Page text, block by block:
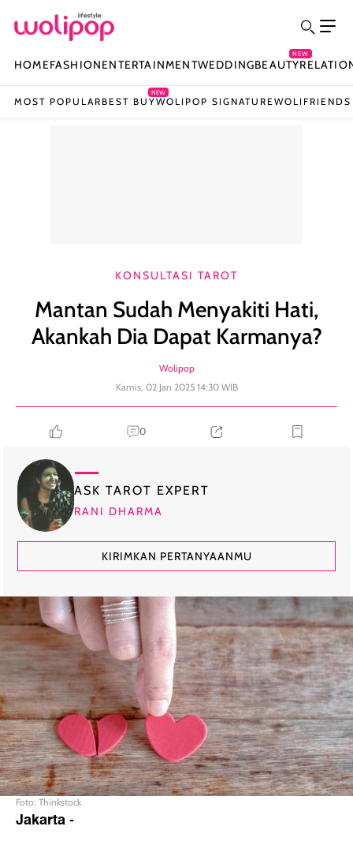
HOMEFASHIONENTERTAINMENTWEDDINGBEAUTY
NEW
MOST POPULAR BEST BUY
NEW
WOLIPOP SIGNATUREWOLIFRIENDS
KONSULTASI TAROT
Mantan Sudah Menyakiti Hati,
Akankah Dia Dapat Karmanya?
Wolipop
Kamis, 02 Jan 2025 14:30 WIB
0
ASK TAROT EXPERT
RANI DHARMA
KIRIMKAN PERTANYAANMU
Foto: Thinkstock
Jakarta-